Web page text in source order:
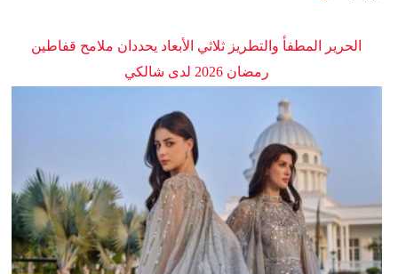
الحرير المطفأ والتطريز ثلاثي الأبعاد يحددان ملامح قفاطين
رمضان 2026 لدى شالكي